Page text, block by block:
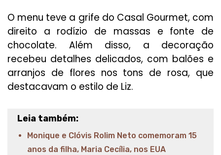
O menu teve a grife do Casal Gourmet, com
direito a rodízio de massas e fonte de
chocolate. Além disso, a decoração
recebeu detalhes delicados, com balões e
arranjos de flores nos tons de rosa, que
destacavam o estilo de Liz.
Leia também:
Monique e Clóvis Rolim Neto comemoram 15
anos da filha, Maria Cecília, nos EUA